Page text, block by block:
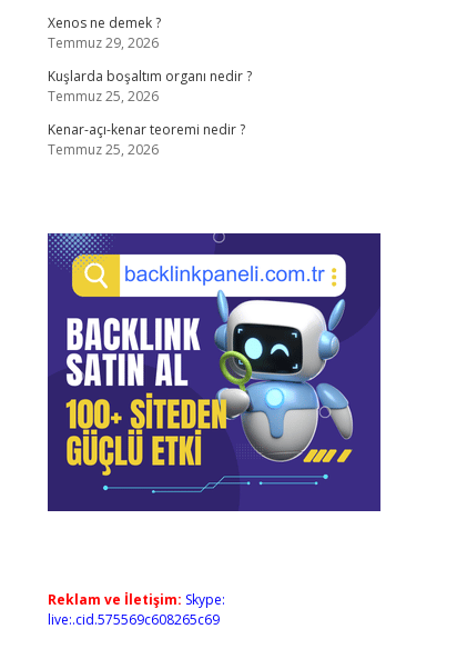
Xenos ne demek ?
Temmuz 29, 2026
Kuşlarda boşaltım organı nedir ?
Temmuz 25, 2026
Kenar-açı-kenar teoremi nedir ?
Temmuz 25, 2026
Reklam ve İletişim: Skype:
live:.cid.575569c608265c69